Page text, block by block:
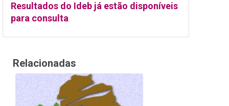
Resultados do Ideb já estão disponíveis
para consulta
Relacionadas